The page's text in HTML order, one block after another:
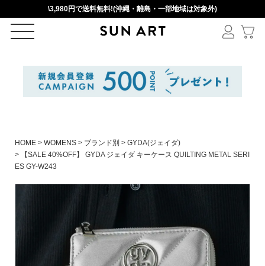
\3,980円で送料無料!(沖縄・離島・一部地域は対象外)
ログイン
絞りこみ検索
アイテムを選択
HOME WOMENS ブランド別
GYDA(ジェイダ)
【SALE 40%OFF】 GYDA ジェイダ キーケース QUILTING METAL SERI
ES GY-W243